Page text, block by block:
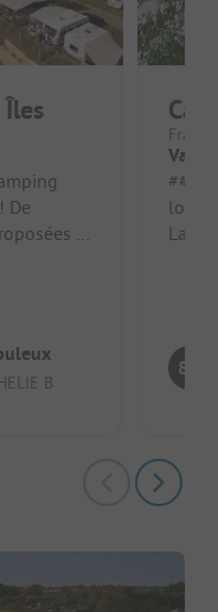
De
et
B
#####
loin
La piscine #####
8.7